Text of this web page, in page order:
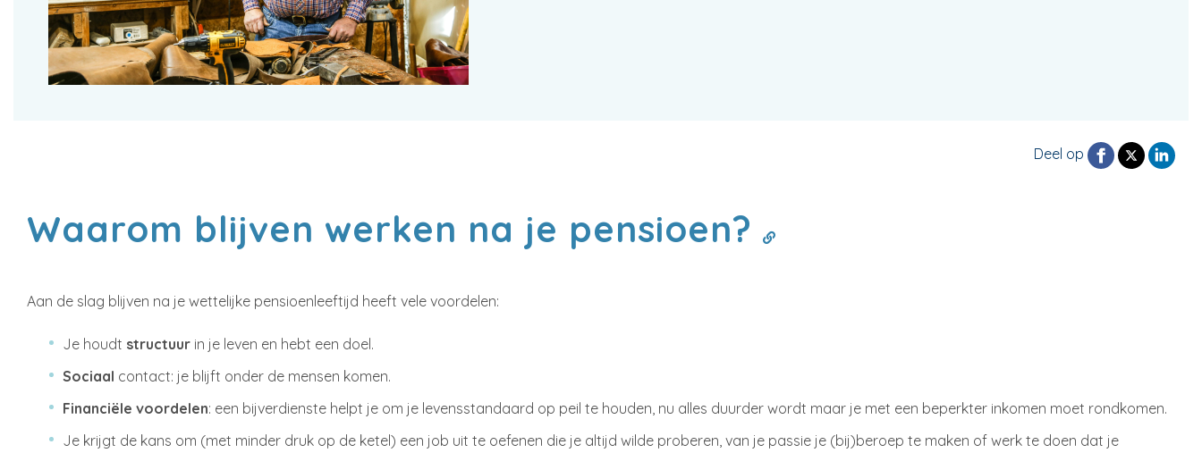
Deel op
Waarom blijven werken na je pensioen?
Aan de slag blijven na je wettelijke pensioenleeftijd heeft vele voordelen:
Je houdt structuur in je leven en hebt een doel.
Sociaal contact: je blijft onder de mensen komen.
Financiële voordelen: een bijverdienste helpt je om je levensstandaard op peil te houden, nu alles duurder wordt maar je met een beperkter inkomen moet rondkomen.
Je krijgt de kans om (met minder druk op de ketel) een job uit te oefenen die je altijd wilde proberen, van je passie je (bij)beroep te maken of werk te doen dat je